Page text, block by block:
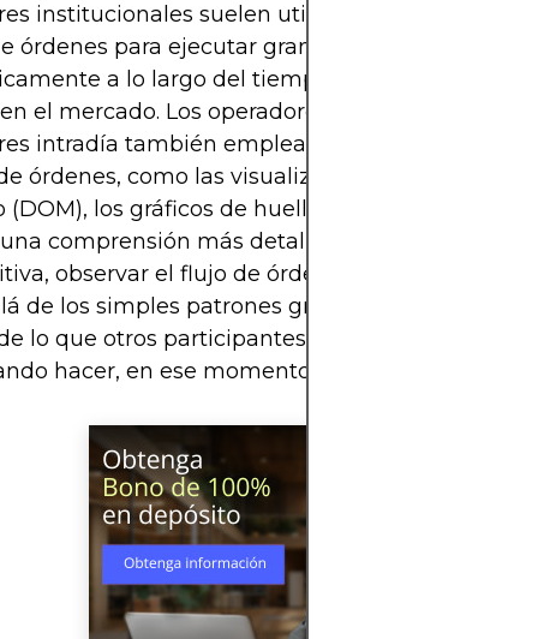
institucionales suelen utilizar algoritmos que
órdenes para ejecutar grandes operaciones
a lo largo del tiempo, evitando así un
el mercado. Los operadores minoristas y los
intradía también emplean cada vez más
órdenes, como las visualizaciones de
(DOM), los gráficos de huella y el perfil de
comprensión más detallada de la acción del
observar el flujo de órdenes permite a los
de los simples patrones gráficos y obtener una
lo que otros participantes del mercado están
hacer, en ese momento.